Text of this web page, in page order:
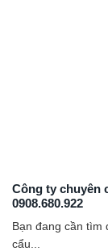
Công ty chuyên
0908.680.922
Bạn đang cần tìm
cẩu...